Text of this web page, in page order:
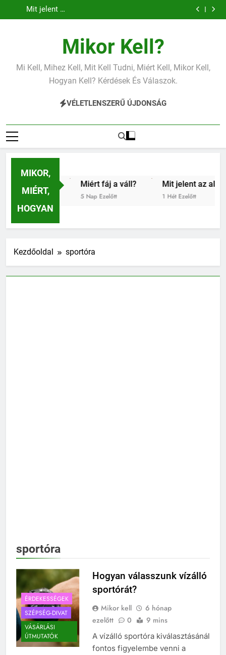
a
vérnyomás?
alacsony vas?
Mit jelent az
alacsony
Mikor Kell?
Mi Kell, Mihez Kell, Mit Kell Tudni, Miért Kell, Mikor Kell,
Hogyan Kell? Kérdések És Válaszok.
VÉLETLENSZERŰ ÚJDONSÁG
MIKOR,
MIÉRT,
HOGYAN
Miért fáj a váll?
5 Nap Ezelőtt
Mit jelent az alacsony
Kezdőoldal sportóra
sportóra
ÉRDEKESSÉGEK
SZÉPSÉG-DIVAT
VÁSÁRLÁSI
ÚTMUTATÓK
Hogyan válasszunk vízálló
sportórát?
Mikor kell
6 hónap
ezelőtt
0 9 mins
A vízálló sportóra kiválasztásánál
fontos figyelembe venni a